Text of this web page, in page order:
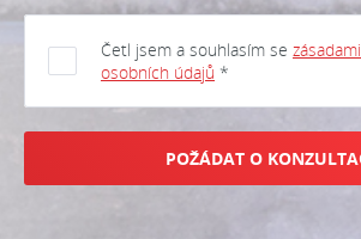
Četl jsem a souhlasím se
osobních údajů *
POŽÁDAT O